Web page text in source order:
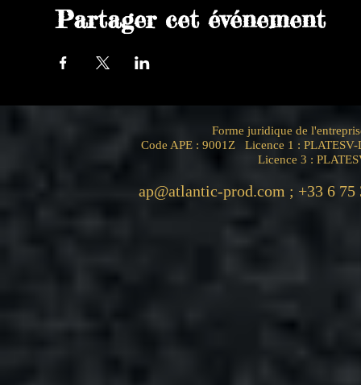
Partager cet événement
Forme juridique de
Code APE : 9001Z Licence 1 :
Licence 3 :
ap@atlantic-prod.com ; +33 6 75